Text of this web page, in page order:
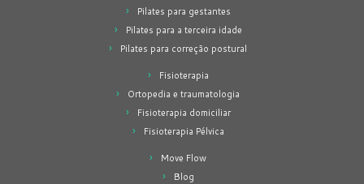
Pilates para gestantes
Pilates para a terceira idade
Pilates para correção postural
Fisioterapia
Ortopedia e traumatologia
Fisioterapia domiciliar
Fisioterapia Pélvica
Move Flow
Blog